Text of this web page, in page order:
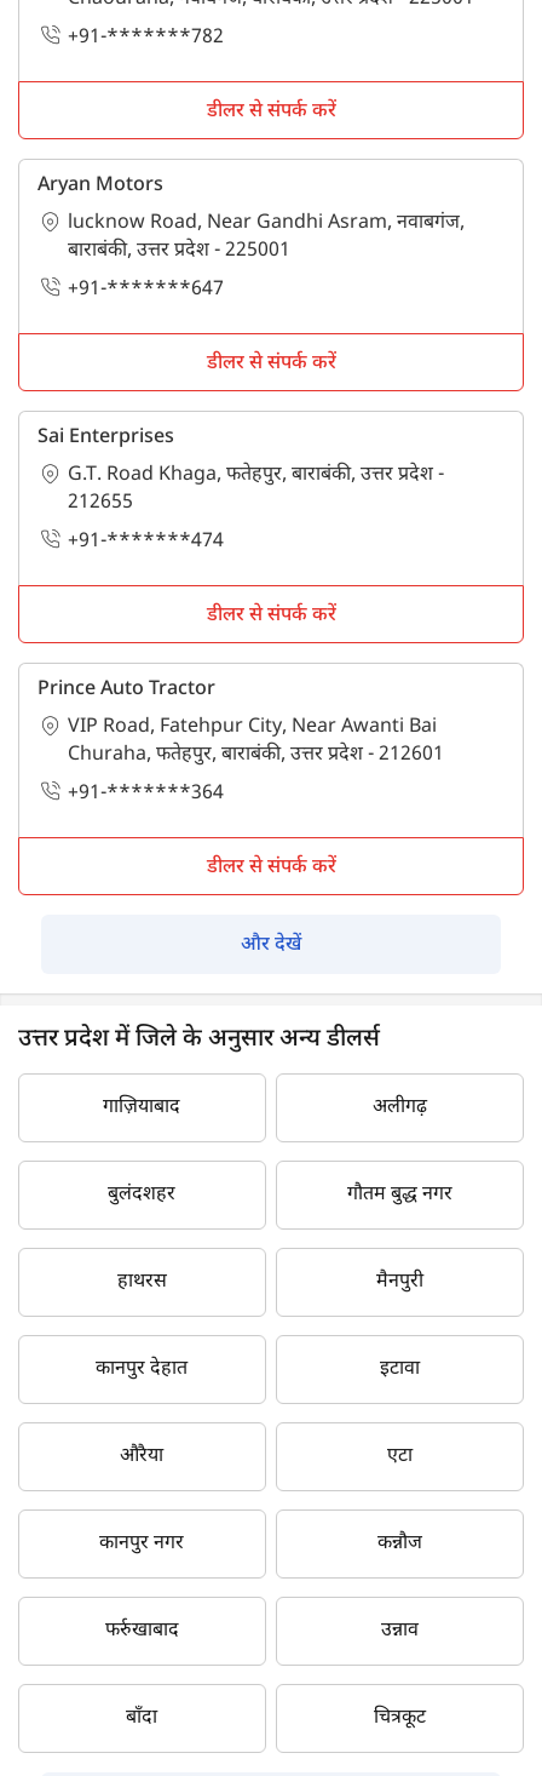
+91-*******782
डीलर से संपर्क करें
Aryan Motors
lucknow Road, Near Gandhi Asram, नवाबगंज,
बाराबंकी, उत्तर प्रदेश - 225001
+91-*******647
डीलर से संपर्क करें
Sai Enterprises
G.T. Road Khaga, फतेहपुर, बाराबंकी, उत्तर प्रदेश -
212655
+91-*******474
डीलर से संपर्क करें
Prince Auto Tractor
VIP Road, Fatehpur City, Near Awanti Bai
Churaha, फतेहपुर, बाराबंकी, उत्तर प्रदेश - 212601
+91-*******364
डीलर से संपर्क करें
और देखें
उत्तर प्रदेश में जिले के अनुसार अन्य डीलर्स
गाज़ियाबाद अलीगढ़
बुलंदशहर गौतम बुद्ध नगर
हाथरस मैनपुरी
कानपुर देहात इटावा
औरैया एटा
कानपुर नगर कन्नौज
फर्रुखाबाद उन्नाव
बाँदा चित्रकूट